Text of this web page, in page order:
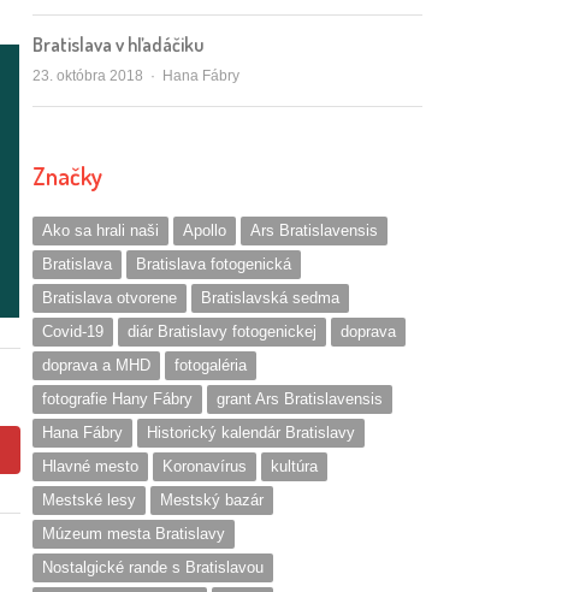
Bratislava v hľadáčiku
23. októbra 2018 Autor/ka
Hana Fábry
Značky
Ako sa hrali naši Apollo
Ars Bratislavensis
Bratislava
Bratislava fotogenická
Bratislava otvorene
Bratislavská sedma
Covid-19
diár Bratislavy fotogenickej
doprava
doprava a MHD
fotogaléria
fotografie Hany Fábry
grant Ars Bratislavensis
Hana Fábry
Historický kalendár Bratislavy
Hlavné mesto
Koronavírus
kultúra
Mestské lesy
Mestský bazár
Múzeum mesta Bratislavy
Nostalgické rande s Bratislavou